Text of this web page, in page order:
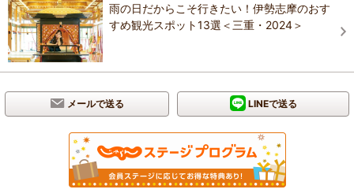
雨の日だからこそ行きたい！伊勢志摩のおす
すめ観光スポット13選＜三重・2024＞
メールで送る LINEで送る